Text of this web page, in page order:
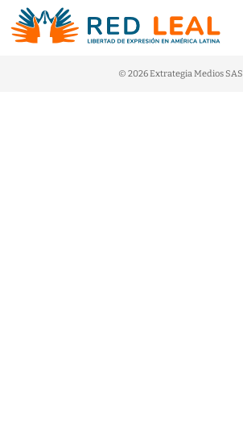
© 2026 Extrategia Medios SAS